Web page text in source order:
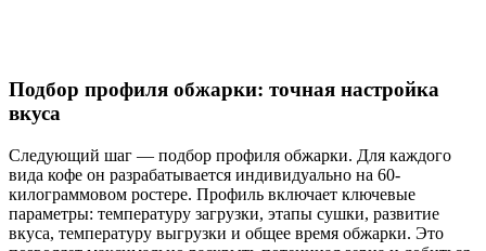
Подбор профиля обжарки: точная настройка
вкуса
Следующий шаг — подбор профиля обжарки. Для каждого
вида кофе он разрабатывается индивидуально на 60-
килограммовом ростере. Профиль включает ключевые
параметры: температуру загрузки, этапы сушки, развитие
вкуса, температуру выгрузки и общее время обжарки. Это